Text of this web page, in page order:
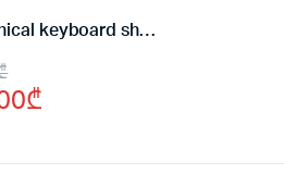
mechanical keyboard sharc M86
₾